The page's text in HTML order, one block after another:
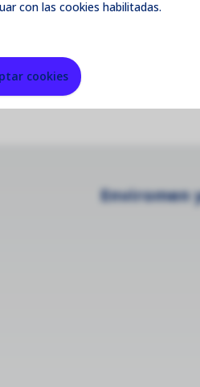
con las cookies habilitadas.
cookies
monitors
Enviromen